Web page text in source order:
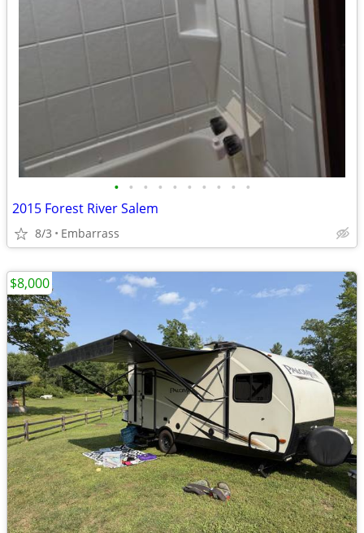
• • • • • • • • • •
2015 Forest River Salem
8/3 Embarrass
$8,000